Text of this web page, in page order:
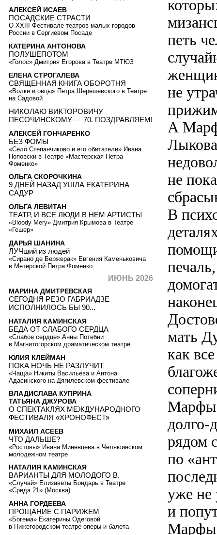
петь
не
А
не
В
мать
как
Марфы
долго-
рядом
по
уже не
и
Марфы
АЛЕКСЕЙ ИСАЕВ
ПОСАДСКИЕ СТРАСТИ
О XXIII Фестивале театров малых городов
России в Сергиевом Посаде
КАТЕРИНА АНТОНОВА
ПОЛУШЕПОТОМ
«Голос» Дмитрия Егорова в Театре МТЮЗ
ЕЛЕНА СТРОГАЛЕВА
СВЯЩЕННАЯ КНИГА ОБОРОТНЯ
«Волки и овцы» Петра Шерешевского в Театре
на Садовой
НИКОЛАЮ ВИКТОРОВИЧУ
ПЕСОЧИНСКОМУ — 70. ПОЗДРАВЛЯЕМ!
АЛЕКСЕЙ ГОНЧАРЕНКО
БЕЗ ФОМЫ
«Село Степанчиково и его обитатели» Ивана
Поповски в Театре «Мастерская Петра
Фоменко»
ОЛЬГА СКОРОЧКИНА
9 ДНЕЙ НАЗАД УШЛА ЕКАТЕРИНА
САДУР
ОЛЬГА ЛЕВИТАН
ТЕАТР, И ВСЕ ЛЮДИ В НЕМ АРТИСТЫ
«Bloody Mery» Дмитрия Крымова в Театре
«Гешер»
ДАРЬЯ ШАНИНА
ЛУЧший из людей
«Сирано де Бержерак» Евгения Каменьковича
в Метерской Петра Фоменко
ИЮНЬ 2026
МАРИНА ДМИТРЕВСКАЯ
СЕГОДНЯ РЕЗО ГАБРИАДЗЕ
ИСПОЛНИЛОСЬ БЫ 90...
НАТАЛИЯ КАМИНСКАЯ
БЕДА ОТ СЛАБОГО СЕРДЦА
«Слабое сердце» Анны Потебни
в Магнитогорском драматическом театре
ЮЛИЯ КЛЕЙМАН
ПОКА НОЧЬ НЕ РАЗЛУЧИТ
«Чаща» Никиты Васильева и Антона
Адасинского на Дягилевском фестивале
ВЛАДИСЛАВА КУПРИНА
ТАТЬЯНА ДЖУРОВА
О СПЕКТАКЛЯХ МЕЖДУНАРОДНОГО
ФЕСТИВАЛЯ «ХРОНОФЕСТ»
МИХАИЛ АСЕЕВ
ЧТО ДАЛЬШЕ?
«Ростовы» Ивана Миневцева в Челяюинском
молодежном театре
НАТАЛИЯ КАМИНСКАЯ
ВАРИАНТЫ ДЛЯ МОЛОДОГО В.
«Случай» Елизаветы Бондарь в Театре
«Среда 21» (Москва)
АННА ГОРДЕЕВА
ПРОЩАНИЕ С ПАРИЖЕМ
«Богема» Екатерины Одеговой
в Нижегородском театре оперы и балета